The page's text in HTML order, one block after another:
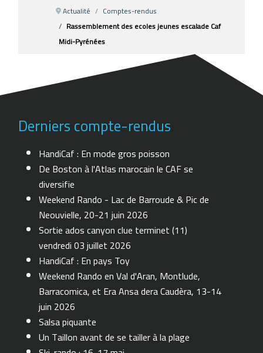
Actualité
Comptes-rendus
Rassemblement des ecoles jeunes escalade Caf
Midi-Pyrénées
Derniers compte-rendus
HandiCaf : En mode gros poisson
De Boston à l'Atlas marocain le CAF se
diversifie
Weekend Rando - Lac de Barroude & Pic de
Neouvielle, 20-21 juin 2026
Sortie ados canyon clue terminet (11)
vendredi 03 juillet 2026
HandiCaf : En pays Toy
Weekend Rando en Val d'Aran, Montlude,
Barracomica, et Era Ansa dera Caudèra, 13-14
juin 2026
Salsa piquante
Un Taillon avant de se tailler à la plage